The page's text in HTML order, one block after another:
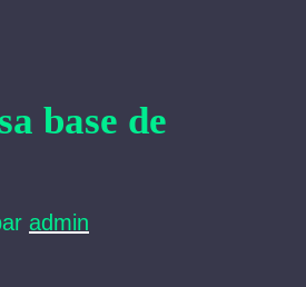
base de
admin